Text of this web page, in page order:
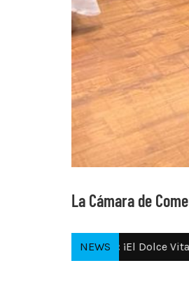
La Cámara de
NEWS
¡El Dolce Vita Fest 2027